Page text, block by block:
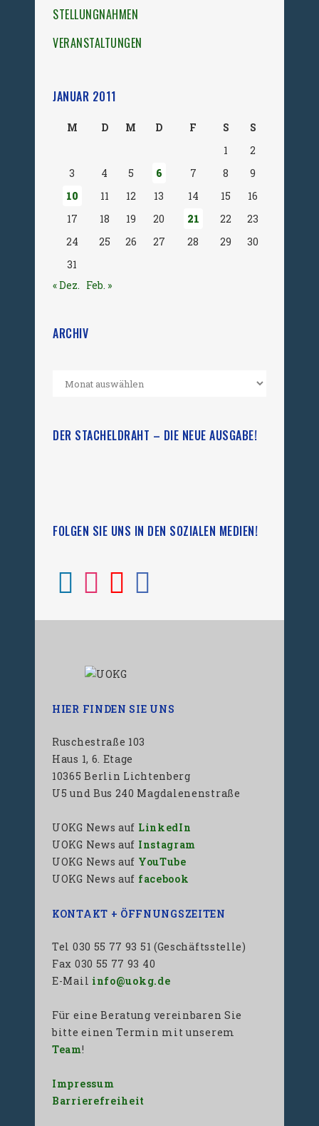
STELLUNGNAHMEN
VERANSTALTUNGEN
JANUAR 2011
M D M D F S
S
1
2
3
4 5 6 7 8
9
10
11 12 13 14 15
16
17
18 19 20 21 22
23
24
25 26 27 28 29
30
31
« Dez. Feb. »
ARCHIV
DER STACHELDRAHT – DIE NEUE AUSGABE!
FOLGEN SIE UNS IN DEN SOZIALEN MEDIEN!
HIER FINDEN SIE UNS
Ruschestraße 103
Haus 1, 6. Etage
10365 Berlin Lichtenberg
U5 und Bus 240 Magdalenenstraße
UOKG News auf LinkedIn
UOKG News auf Instagram
UOKG News auf YouTube
UOKG News auf facebook
KONTAKT + ÖFFNUNGSZEITEN
Tel 030 55 77 93 51 (Geschäftsstelle)
Fax 030 55 77 93 40
E-Mail info@uokg.de
Für eine Beratung vereinbaren Sie
bitte einen Termin mit unserem
Team!
Impressum
Barrierefreiheit